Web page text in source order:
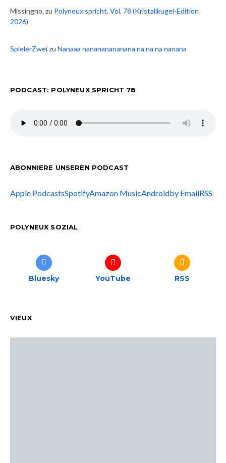
Missingno.zu Polyneux spricht, Vol. 78 (Kristallkugel-Edition
2026)
SpielerZweizu Nanaaa nanananananana na na na nanana
PODCAST: POLYNEUX SPRICHT 78
ABONNIERE UNSEREN PODCAST
Apple PodcastsSpotifyAmazon MusicAndroidby EmailRSS
POLYNEUX SOZIAL
Bluesky YouTube RSS
VIEUX